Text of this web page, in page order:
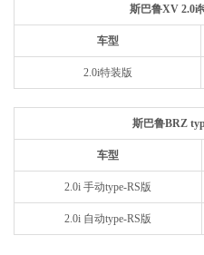
斯巴鲁XV 2.0i
车型
2.0i特装版
斯巴鲁BRZ
车型
2.0i 手动type-RS版
2.0i 自动type-RS版